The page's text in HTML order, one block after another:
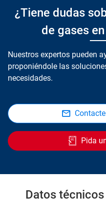
¿Tiene dudas
de gases
Nuestros expertos pueden
proponiéndole las
necesidades.
Pida
Datos